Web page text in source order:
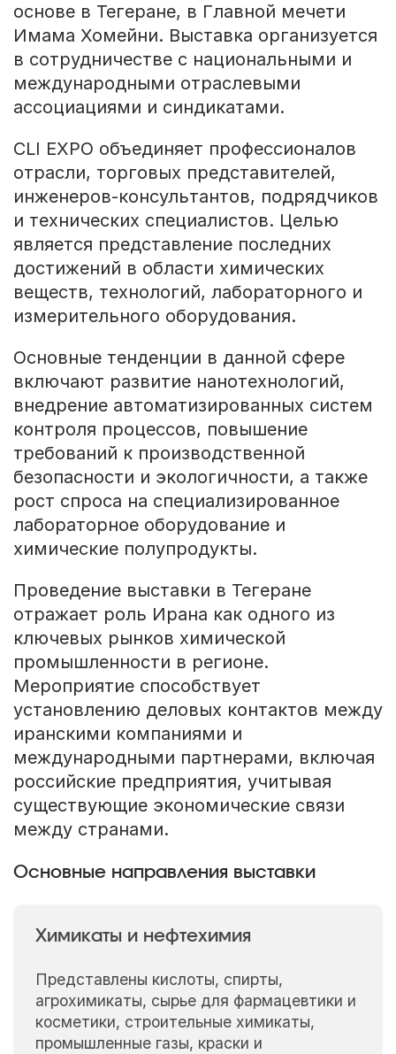
основе в Тегеране, в Главной мечети
Имама Хомейни. Выставка организуется
в сотрудничестве с национальными и
международными отраслевыми
ассоциациями и синдикатами.
CLI EXPO объединяет профессионалов
отрасли, торговых представителей,
инженеров-консультантов, подрядчиков
и технических специалистов. Целью
является представление последних
достижений в области химических
веществ, технологий, лабораторного и
измерительного оборудования.
Основные тенденции в данной сфере
включают развитие нанотехнологий,
внедрение автоматизированных систем
контроля процессов, повышение
требований к производственной
безопасности и экологичности, а также
рост спроса на специализированное
лабораторное оборудование и
химические полупродукты.
Проведение выставки в Тегеране
отражает роль Ирана как одного из
ключевых рынков химической
промышленности в регионе.
Мероприятие способствует
установлению деловых контактов между
иранскими компаниями и
международными партнерами, включая
российские предприятия, учитывая
существующие экономические связи
между странами.
Основные направления выставки
Химикаты и нефтехимия
Представлены кислоты, спирты,
агрохимикаты, сырье для фармацевтики и
косметики, строительные химикаты,
промышленные газы, краски и